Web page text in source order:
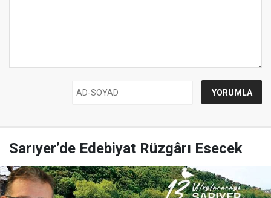
Sarıyer’de Edebiyat Rüzgârı Esecek